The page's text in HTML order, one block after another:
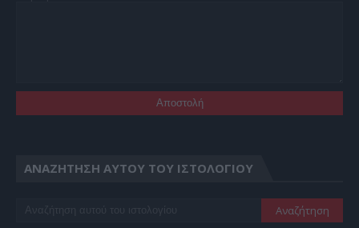
ΑΝΑΖΉΤΗΣΗ ΑΥΤΟΎ ΤΟΥ ΙΣΤΟΛΟΓΊΟΥ